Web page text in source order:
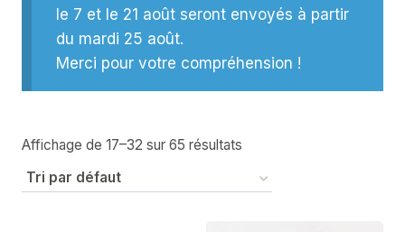
le 7 et le 21 août seront envoyés à partir
du mardi 25 août.
Merci pour votre compréhension !
Affichage de 17–32 sur 65 résultats